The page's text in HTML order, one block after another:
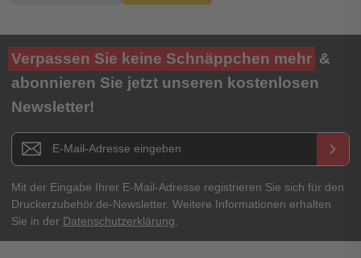
Verpassen Sie keine Schnäppchen mehr &
abonnieren Sie jetzt unseren kostenlosen
Newsletter!
Newsletter E-Mail Adresse keyboard_arrow_right
Mit der Eingabe Ihrer E-Mail-Adresse registrieren Sie sich für den
Druckerzubehör.de-Newsletter. Weitere Informationen erhalten
Sie in der Datenschutzerklärung